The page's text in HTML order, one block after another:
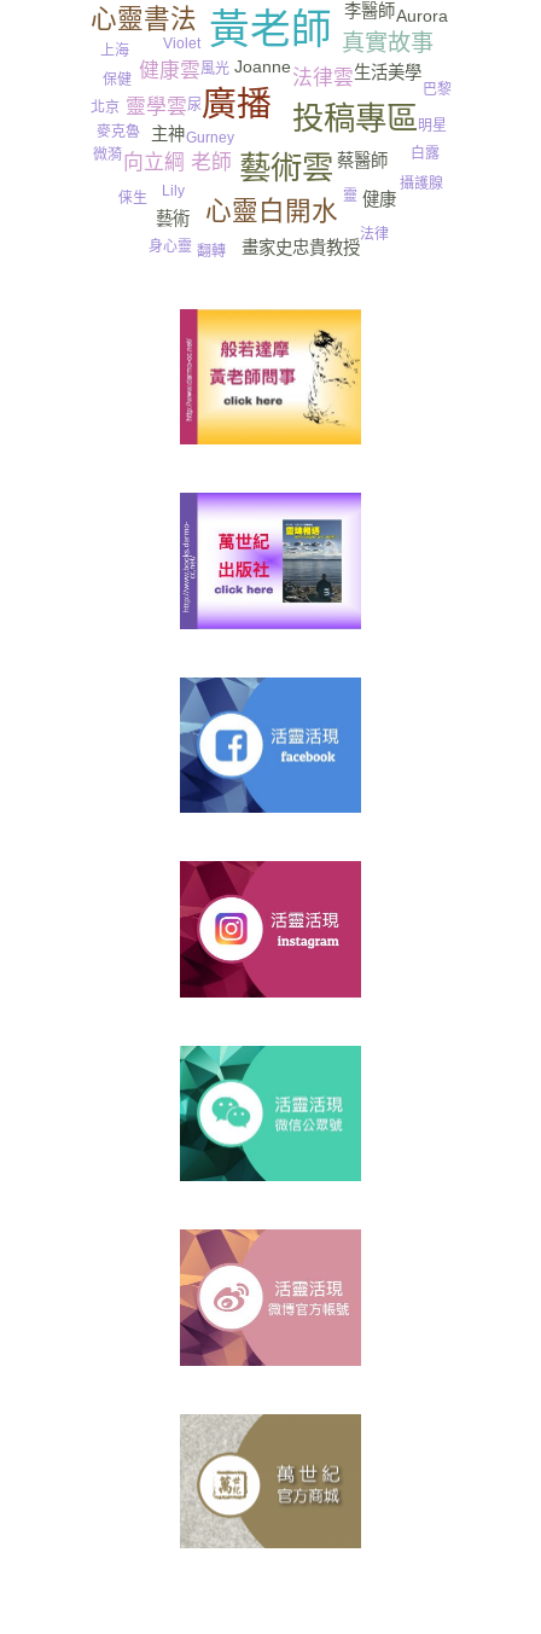
黃老師
廣播
投稿專區
藝術雲
心靈白開水
心靈書法
真實故事
健康雲
靈學雲
向立綱 老師
法律雲
李醫師
畫家史忠貴教授
Joanne
蔡醫師
主神
生活美學
Aurora
健康
藝術
保健
上海
Lily
白露
翻轉
風光
法律
麥克魯 明星
身心靈
Gurney​
微漪
攝護腺
俫生
靈
Violet
北京
巴黎
尿